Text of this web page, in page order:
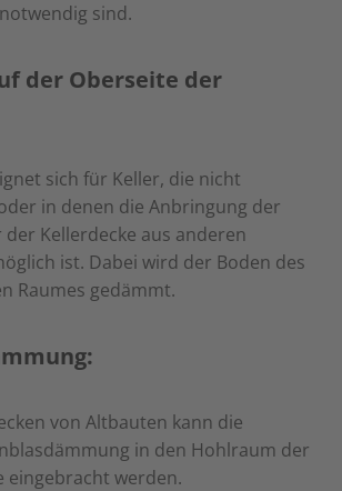
sind.
der Oberseite der
sich für Keller, die nicht
in denen die Anbringung der
Kellerdecke aus anderen
ist. Dabei wird der Boden des
Raumes gedämmt.
von Altbauten kann die
in den Hohlraum der
eingebracht werden.